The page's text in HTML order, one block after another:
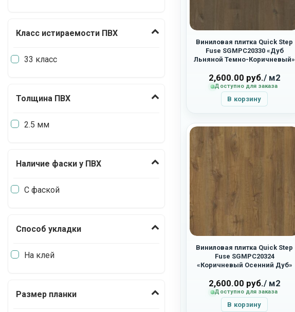
Класс истираемости ПВХ
33 класс
Толщина ПВХ
2.5 мм
Наличие фаски у ПВХ
С фаской
Способ укладки
На клей
Размер планки
Виниловая плитка Quick Step
Fuse SGMPC20330 «Дуб
Льняной Темно-Коричневый»
2,600.00 руб./ м2
Доступно для заказа
В корзину
Виниловая плитка Quick Step
Fuse SGMPC20324
«Коричневый Осенний Дуб»
2,600.00 руб./ м2
Доступно для заказа
В корзину